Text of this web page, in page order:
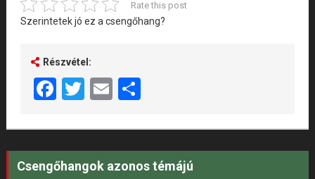
Rate this post
Szerintetek jó ez a csengőhang?
Részvétel:
Facebook
Twitter
EmailShare
Csengőhangok azonos témájú